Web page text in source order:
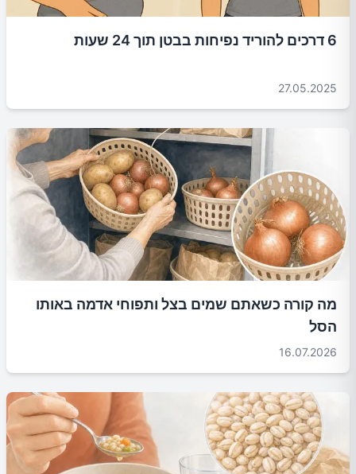
6 דרכים להוריד נפיחות בבטן תוך 24 שעות
27.05.2025
מה קורה כשאתם שמים בצל ותפוחי אדמה באותו
הסל
16.07.2026